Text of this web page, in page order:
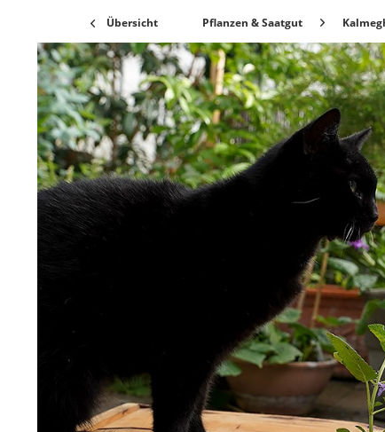
Übersicht Pflanzen & Saatgut